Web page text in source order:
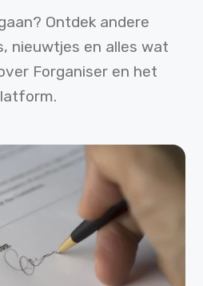
Ontdek andere
nieuwtjes en alles wat
Forganiser en het